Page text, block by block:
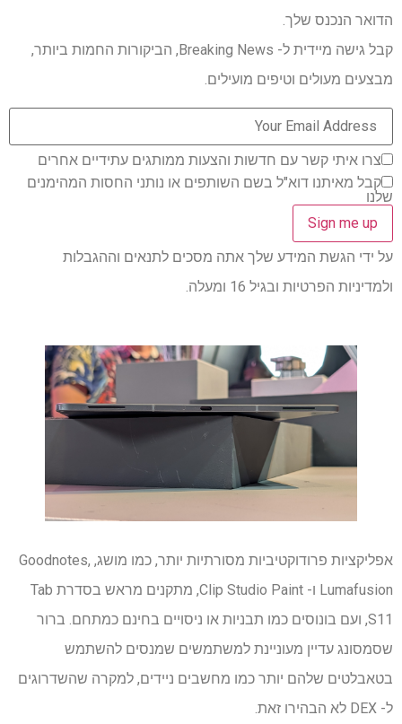
הדואר הנכנס שלך.
קבל גישה מיידית ל- Breaking News, הביקורות החמות ביותר,
מבצעים מעולים וטיפים מועילים.
צרו איתי קשר עם חדשות והצעות ממותגים עתידיים אחרים
קבל מאיתנו דוא"ל בשם השותפים או נותני החסות המהימנים
שלנו
על ידי הגשת המידע שלך אתה מסכים לתנאים וההגבלות
ולמדיניות הפרטיות ובגיל 16 ומעלה.
אפליקציות פרודוקטיביות מסורתיות יותר, כמו מושג, Goodnotes,
Lumafusion ו- Clip Studio Paint, מתקנים מראש בסדרת Tab
S11, ועם בונוסים כמו תבניות או ניסויים בחינם כמתחם. ברור
שסמסונג עדיין מעוניינת למשתמשים שמנסים להשתמש
בטאבלטים שלהם יותר כמו מחשבים ניידים, למקרה שהשדרוגים
ל- DEX לא הבהירו זאת.